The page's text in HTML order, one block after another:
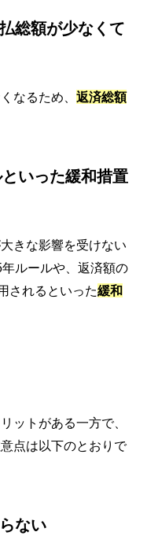
総額が少なくて
なるため、返済総額
いった緩和措置
きな影響を受けない
ルールや、返済額の
されるといった緩和
ットがある一方で、
点は以下のとおりで
ない